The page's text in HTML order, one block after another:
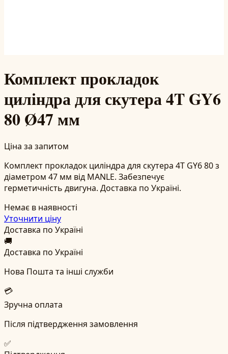
Комплект прокладок
циліндра для скутера 4T GY6
80 Ø47 мм
Ціна за запитом
Комплект прокладок циліндра для скутера 4T GY6 80 з
діаметром 47 мм від MANLE. Забезпечує
герметичність двигуна. Доставка по Україні.
Немає в наявності
Уточнити ціну
Доставка по Україні
🚚
Доставка по Україні
Нова Пошта та інші служби
💳
Зручна оплата
Після підтвердження замовлення
✅